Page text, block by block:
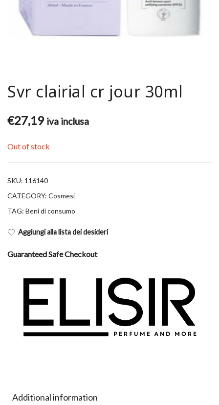
Svr clairial cr jour 30ml
€27,19 iva inclusa
Out of stock
SKU: 116140
CATEGORY: Cosmesi
TAG: Beni di consumo
Aggiungi alla lista dei desideri
Guaranteed Safe Checkout
Additional information